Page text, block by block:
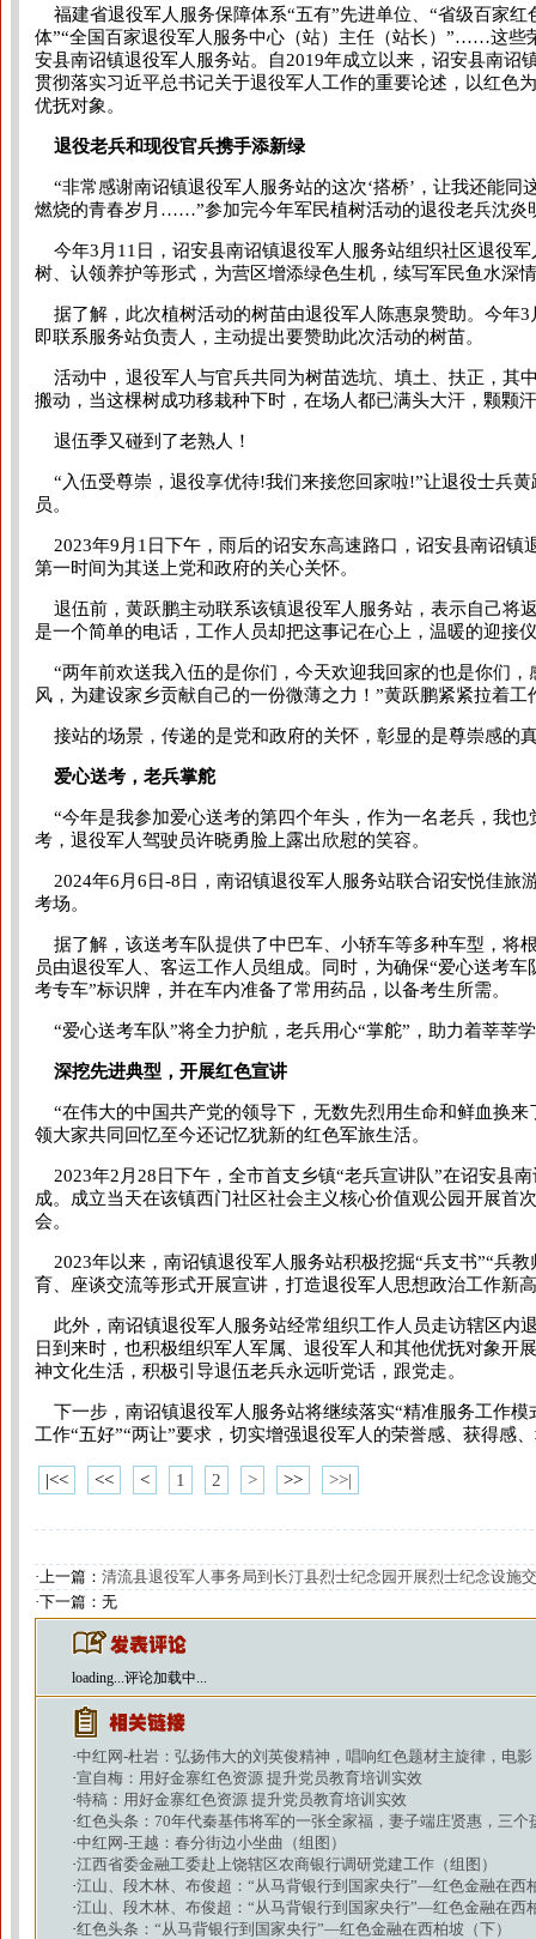
福建省退役军人服务保障体系“五有”先进单位、“省级百家
体”“全国百家退役军人服务中心（站）主任（站长）”……这些
安县南诏镇退役军人服务站。自2019年成立以来，诏安县南
贯彻落实习近平总书记关于退役军人工作的重要论述，以红色
优抚对象。
退役老兵和现役官兵携手添新绿
“非常感谢南诏镇退役军人服务站的这次‘搭桥’，让我还能
燃烧的青春岁月……”参加完今年军民植树活动的退役老兵沈炎
今年3月11日，诏安县南诏镇退役军人服务站组织社区退役
树、认领养护等形式，为营区增添绿色生机，续写军民鱼水深
据了解，此次植树活动的树苗由退役军人陈惠泉赞助。今年
即联系服务站负责人，主动提出要赞助此次活动的树苗。
活动中，退役军人与官兵共同为树苗选坑、填土、扶正，其
搬动，当这棵树成功移栽种下时，在场人都已满头大汗，颗颗
退伍季又碰到了老熟人！
“入伍受尊崇，退役享优待!我们来接您回家啦!”让退役士兵
员。
2023年9月1日下午，雨后的诏安东高速路口，诏安县南诏镇
第一时间为其送上党和政府的关心关怀。
退伍前，黄跃鹏主动联系该镇退役军人服务站，表示自己将
是一个简单的电话，工作人员却把这事记在心上，温暖的迎接
“两年前欢送我入伍的是你们，今天欢迎我回家的也是你们
风，为建设家乡贡献自己的一份微薄之力！”黄跃鹏紧紧拉着工
接站的场景，传递的是党和政府的关怀，彰显的是尊崇感的
爱心送考，老兵掌舵
“今年是我参加爱心送考的第四个年头，作为一名老兵，我
考，退役军人驾驶员许晓勇脸上露出欣慰的笑容。
2024年6月6日-8日，南诏镇退役军人服务站联合诏安悦佳旅
考场。
据了解，该送考车队提供了中巴车、小轿车等多种车型，将
员由退役军人、客运工作人员组成。同时，为确保“爱心送考
考专车”标识牌，并在车内准备了常用药品，以备考生所需。
“爱心送考车队”将全力护航，老兵用心“掌舵”，助力着莘莘
深挖先进典型，开展红色宣讲
“在伟大的中国共产党的领导下，无数先烈用生命和鲜血换
领大家共同回忆至今还记忆犹新的红色军旅生活。
2023年2月28日下午，全市首支乡镇“老兵宣讲队”在诏安县
成。成立当天在该镇西门社区社会主义核心价值观公园开展首
会。
2023年以来，南诏镇退役军人服务站积极挖掘“兵支书”“兵
育、座谈交流等形式开展宣讲，打造退役军人思想政治工作新
此外，南诏镇退役军人服务站经常组织工作人员走访辖区内
日到来时，也积极组织军人军属、退役军人和其他优抚对象开
神文化生活，积极引导退伍老兵永远听党话，跟党走。
下一步，南诏镇退役军人服务站将继续落实“精准服务工作模
工作“五好”“两让”要求，切实增强退役军人的荣誉感、获得感
|<< << < 1 2 > >> >>|
·上一篇： 清流县退役军人事务局到长汀县烈士纪念园开展烈士纪念设施
·下一篇：无
loading...评论加载中...
·中红网-杜岩：弘扬伟大的刘英俊精神，唱响红色题材主旋律，电
·宣自梅：用好金寨红色资源 提升党员教育培训实效
·特稿：用好金寨红色资源 提升党员教育培训实效
·红色头条：70年代秦基伟将军的一张全家福，妻子端庄贤惠，三个
·中红网-王越：春分街边小坐曲（组图）
·江西省委金融工委赴上饶辖区农商银行调研党建工作（组图）
·江山、段木林、布俊超：“从马背银行到国家央行”—红色金融在西
·江山、段木林、布俊超：“从马背银行到国家央行”—红色金融在西
·红色头条：“从马背银行到国家央行”—红色金融在西柏坡（下）